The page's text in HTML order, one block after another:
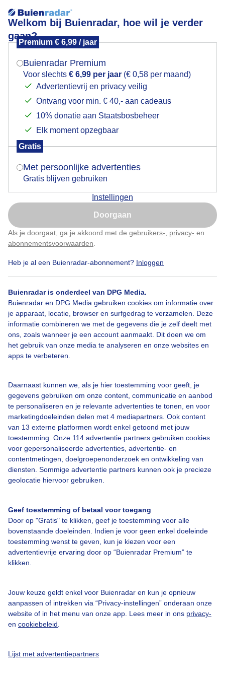
Welkom bij Buienradar, hoe wil je verder
gaan?
Premium € 6,99 / jaar
Buienradar Premium
Voor slechts € 6,99 per jaar (€ 0,58 per maand)
Advertentievrij en privacy veilig
Ontvang voor min. € 40,- aan cadeaus
10% donatie aan Staatsbosbeheer
Elk moment opzegbaar
Gratis
Met persoonlijke advertenties
Gratis blijven gebruiken
Instellingen
Doorgaan
Als je doorgaat, ga je akkoord met de gebruikers- privacy- en
abonnementsvoorwaarden
Heb je al een Buienradar-abonnement? Inloggen
Buienradar is onderdeel van DPG Media.
Buienradar en DPG Media gebruiken cookies om informatie over
je apparaat, locatie, browser en surfgedrag te verzamelen. Deze
informatie combineren we met de gegevens die je zelf deelt met
ons, zoals wanneer je een account aanmaakt. Dit doen we om
het gebruik van onze media te analyseren en onze websites en
apps te verbeteren.
Daarnaast kunnen we, als je hier toestemming voor geeft, je
gegevens gebruiken om onze content, communicatie en aanbod
te personaliseren en je relevante advertenties te tonen, en voor
marketingdoeleinden delen met 4 mediapartners. Ook content
van 13 externe platformen wordt enkel getoond met jouw
toestemming. Onze 114 advertentie partners gebruiken cookies
voor gepersonaliseerde advertenties, advertentie- en
contentmetingen, doelgroepenonderzoek en ontwikkeling van
diensten. Sommige advertentie partners kunnen ook je precieze
geolocatie hiervoor gebruiken.
Geef toestemming of betaal voor toegang
Door op "Gratis" te klikken, geef je toestemming voor alle
bovenstaande doeleinden. Indien je voor geen enkel doeleinde
toestemming wenst te geven, kun je kiezen voor een
advertentievrije ervaring door op “Buienradar Premium” te
klikken.
Jouw keuze geldt enkel voor Buienradar en kun je opnieuw
aanpassen of intrekken via “Privacy-instellingen” onderaan onze
website of in het menu van onze app. Lees meer in ons privacy-
en cookiebeleid
Lijst met advertentiepartners
Leerdam 12-5-2026
Door: Fas Vermeulen Gemaakt: 12-05-2026, 24x bekeken
Bekijk slideshow
Over Buienradar
Bedrijfsgegevens
Contact
Toegankelijkheid
Gebruikersvoorwaarden
Adverteren
Privacy beleid
Cookie beleid
Privacy instellingen
Mogen we je locatie gebruiken voor het
Indien je hier nog geen akkoord op hebt gegeven,
verschijnt er zo een pop-up uit je browser waarin
Is goed, toon de popup
Nu niet, misschien later
Klik hierom dit aan te passen